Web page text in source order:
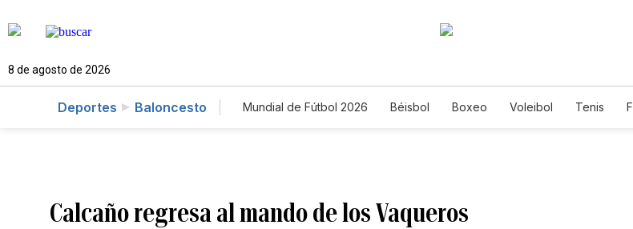
8 de agosto de 2026
Deportes Baloncesto Mundial de Fútbol 2026 Béisbol Boxeo Voleibol Tenis
Calcaño regresa al mando de los Vaqueros